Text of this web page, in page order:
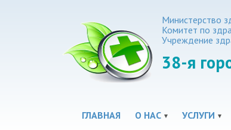
Министерство
Комитет по
Учреждение
38-я
ГЛАВНАЯ О НАС УСЛУГИ